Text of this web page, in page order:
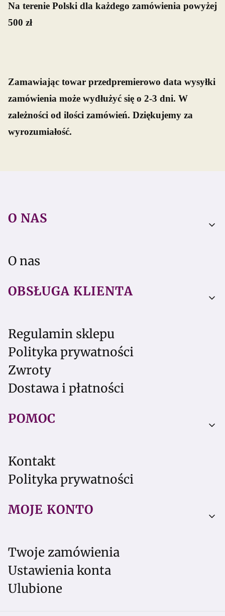
Na terenie Polski dla każdego zamówienia powyżej
500 zł
Zamawiając towar przedpremierowo data wysyłki
zamówienia może wydłużyć się o 2-3 dni. W
zależności od ilości zamówień. Dziękujemy za
wyrozumiałość.
Linki w stopce
O NAS
O nas
OBSŁUGA KLIENTA
Regulamin sklepu
Polityka prywatności
Zwroty
Dostawa i płatności
POMOC
Kontakt
Polityka prywatności
MOJE KONTO
Twoje zamówienia
Ustawienia konta
Ulubione